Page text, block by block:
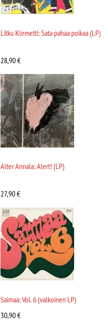
Litku Klemetti: Sata pahaa poikaa (LP)
28,90€
Alter Annala: Alert! (LP)
27,90€
Saimaa: Vol. 6 (valkoinen LP)
30,90€